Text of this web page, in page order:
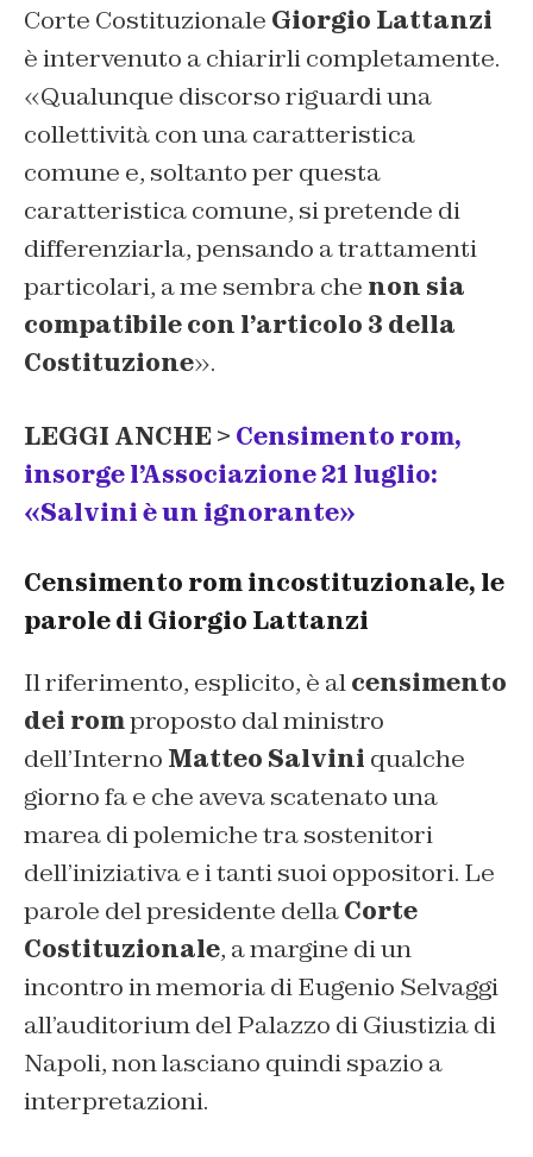
Corte Costituzionale Giorgio Lattanzi
è intervenuto a chiarirli completamente.
«Qualunque discorso riguardi una
collettività con una caratteristica
comune e, soltanto per questa
caratteristica comune, si pretende di
differenziarla, pensando a trattamenti
particolari, a me sembra che non sia
compatibile con l’articolo 3 della
Costituzione».
LEGGI ANCHE > Censimento rom,
insorge l’Associazione 21 luglio:
«Salvini è un ignorante»
Censimento rom incostituzionale, le
parole di Giorgio Lattanzi
Il riferimento, esplicito, è alcensimento
dei romproposto dal ministro
dell’Interno Matteo Salvini qualche
giorno fa e che aveva scatenato una
marea di polemiche tra sostenitori
dell’iniziativa e i tanti suoi oppositori. Le
parole del presidente dellaCorte
Costituzionale, a margine di un
incontro in memoria di Eugenio Selvaggi
all’auditorium del Palazzo di Giustizia di
Napoli, non lasciano quindi spazio a
interpretazioni.